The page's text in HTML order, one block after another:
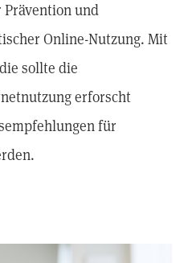
Prävention und
Online-Nutzung. Mit
sollte die
erforscht
für